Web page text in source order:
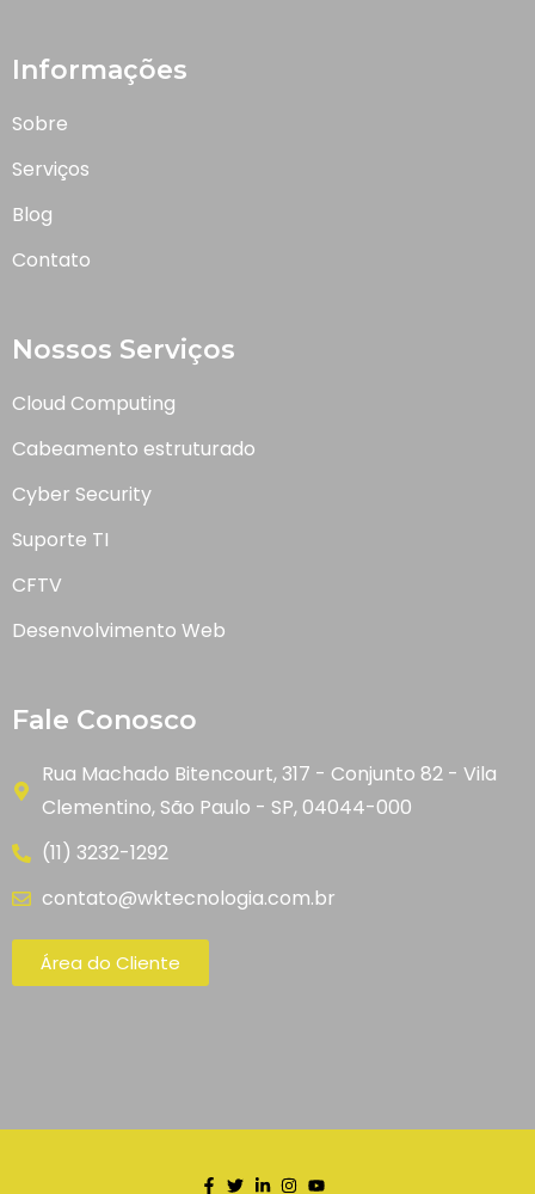
Informações
Sobre
Serviços
Blog
Contato
Nossos Serviços
Cloud Computing
Cabeamento estruturado
Cyber Security
Suporte TI
CFTV
Desenvolvimento Web
Fale Conosco
Rua Machado Bitencourt, 317 - Conjunto 82 - Vila
Clementino, São Paulo - SP, 04044-000
(11) 3232-1292
contato@wktecnologia.com.br
Área do Cliente